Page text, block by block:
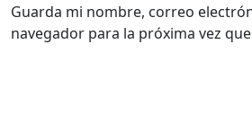
Guarda mi nombre, correo
navegador para la próxima vez